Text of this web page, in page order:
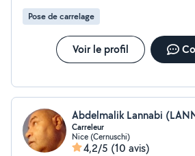
Pose de carrelage
Voir le profil
Abdelmalik Lannabi
Carreleur
Nice (Cernuschi)
4,2/5 (10 avis)